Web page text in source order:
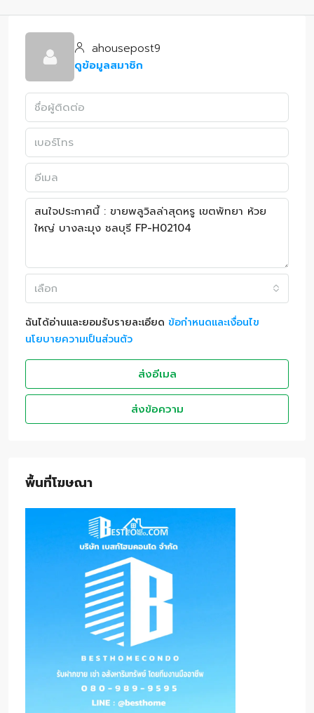
ahousepost9
ดูข้อมูลสมาชิก
เลือก
ฉันได้อ่านและยอมรับรายละเอียด ข้อกำหนดและเงื่อนไข
นโยบายความเป็นส่วนตัว
ส่งอีเมล
ส่งข้อความ
พื้นที่โฆษณา